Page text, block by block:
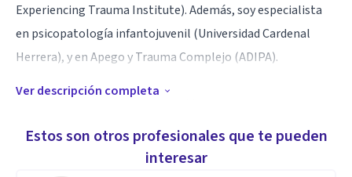
Experiencing Trauma Institute). Además, soy especialista
en psicopatología infantojuvenil (Universidad Cardenal
Herrera), y en Apego y Trauma Complejo (ADIPA).
Especialidad
Ver descripción completa
Estos son otros profesionales que te pueden
interesar